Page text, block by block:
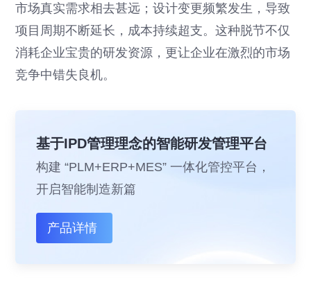
市场真实需求相去甚远；设计变更频繁发生，导致
项目周期不断延长，成本持续超支。这种脱节不仅
消耗企业宝贵的研发资源，更让企业在激烈的市场
竞争中错失良机。
基于IPD管理理念的智能研发管理平台
构建 “PLM+ERP+MES” 一体化管控平台，
开启智能制造新篇
产品详情